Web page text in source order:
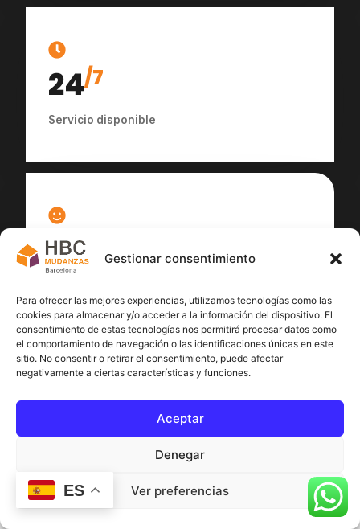
Gestionar consentimiento
Para ofrecer las mejores experiencias, utilizamos tecnologías como las
cookies para almacenar y/o acceder a la información del dispositivo. El
consentimiento de estas tecnologías nos permitirá procesar datos como
el comportamiento de navegación o las identificaciones únicas en este
sitio. No consentir o retirar el consentimiento, puede afectar
negativamente a ciertas características y funciones.
Aceptar
Denegar
Ver preferencias
24/7
Servicio disponible
100
ES